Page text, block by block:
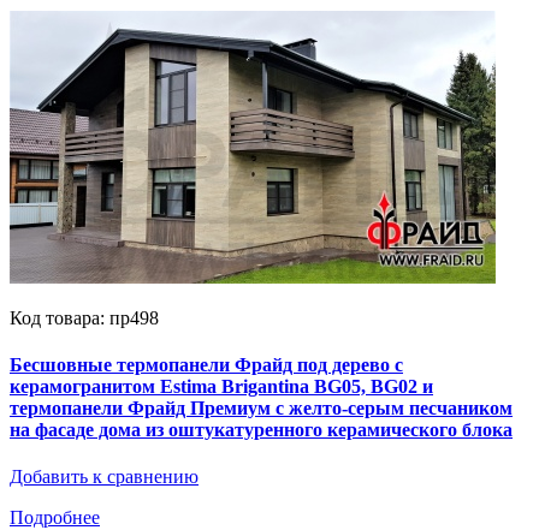
Код товара: пр498
Бесшовные термопанели Фрайд под дерево с
керамогранитом Estima Brigantina BG05, BG02 и
термопанели Фрайд Премиум с желто-серым песчаником
на фасаде дома из оштукатуренного керамического блока
Добавить к сравнению
Подробнее